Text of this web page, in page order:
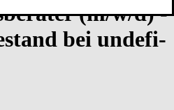
(m/w/d)
bei un­de­fi­